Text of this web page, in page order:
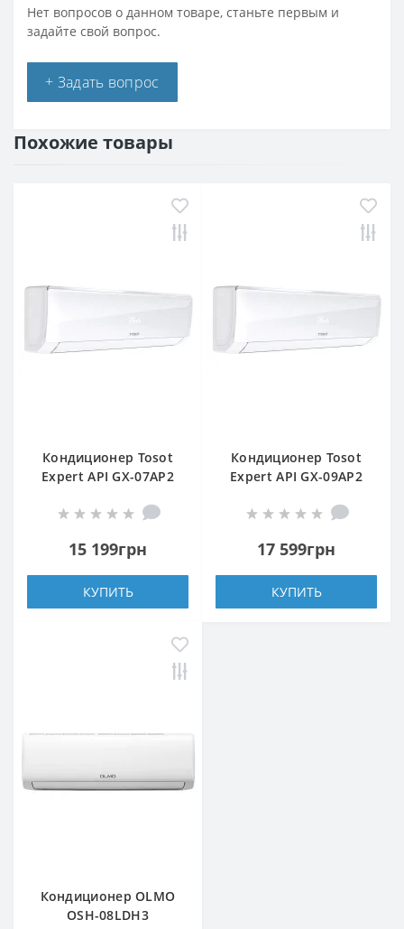
Нет вопросов о данном товаре, станьте первым и
задайте свой вопрос.
+ Задать вопрос
Похожие товары
Кондиционер Tosot
Expert API GX-07AP2
15 199грн
КУПИТЬ
Кондиционер Tosot
Expert API GX-09AP2
17 599грн
КУПИТЬ
Кондиционер OLMO
OSH-08LDH3